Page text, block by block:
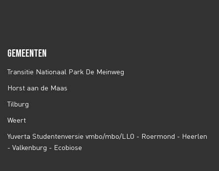
GEMEENTEN
Transitie Nationaal Park De Meinweg
Horst aan de Maas
Tilburg
Weert
Yuverta Studentenversie vmbo/mbo/LLO - Roermond - Heerlen
- Valkenburg - Ecobiose